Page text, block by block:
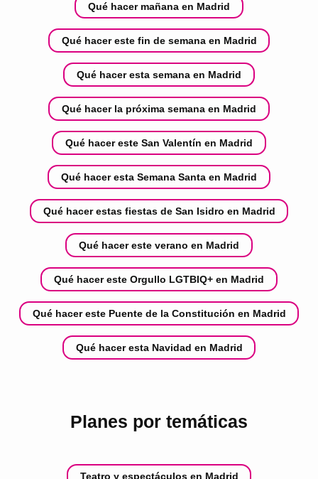
Qué hacer mañana en Madrid
Qué hacer este fin de semana en Madrid
Qué hacer esta semana en Madrid
Qué hacer la próxima semana en Madrid
Qué hacer este San Valentín en Madrid
Qué hacer esta Semana Santa en Madrid
Qué hacer estas fiestas de San Isidro en Madrid
Qué hacer este verano en Madrid
Qué hacer este Orgullo LGTBIQ+ en Madrid
Qué hacer este Puente de la Constitución en Madrid
Qué hacer esta Navidad en Madrid
Planes por temáticas
Teatro y espectáculos en Madrid